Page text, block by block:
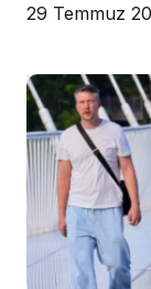
29 Temmuz